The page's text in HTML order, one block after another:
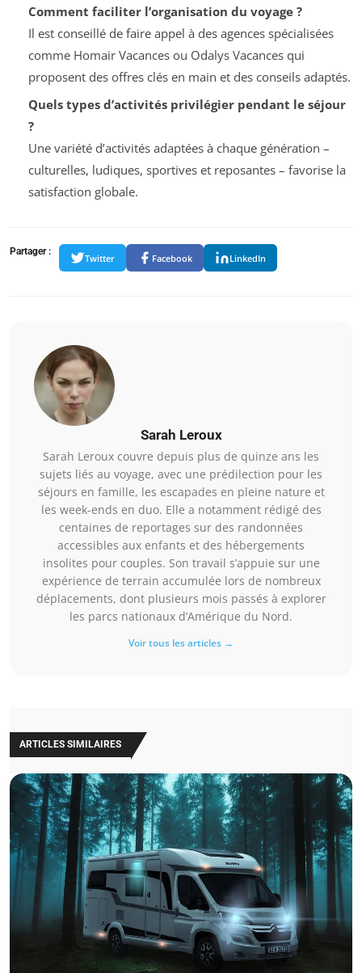
Comment faciliter l’organisation du voyage ?
Il est conseillé de faire appel à des agences spécialisées
comme Homair Vacances ou Odalys Vacances qui
proposent des offres clés en main et des conseils adaptés.
Quels types d’activités privilégier pendant le séjour
?
Une variété d’activités adaptées à chaque génération –
culturelles, ludiques, sportives et reposantes – favorise la
satisfaction globale.
Partager :
Twitter Facebook LinkedIn
Sarah Leroux
Sarah Leroux couvre depuis plus de quinze ans les
sujets liés au voyage, avec une prédilection pour les
séjours en famille, les escapades en pleine nature et
les week-ends en duo. Elle a notamment rédigé des
centaines de reportages sur des randonnées
accessibles aux enfants et des hébergements
insolites pour couples. Son travail s’appuie sur une
expérience de terrain accumulée lors de nombreux
déplacements, dont plusieurs mois passés à explorer
les parcs nationaux d’Amérique du Nord.
Voir tous les articles →
ARTICLES SIMILAIRES